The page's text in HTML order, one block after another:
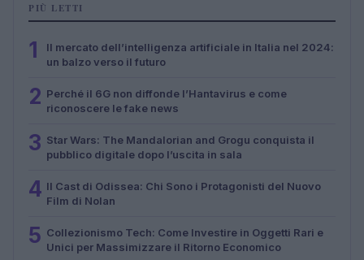
PIÙ LETTI
1
Il mercato dell’intelligenza artificiale in Italia nel 2024:
un balzo verso il futuro
2 Perché il 6G non diffonde l’Hantavirus e come
riconoscere le fake news
3 Star Wars: The Mandalorian and Grogu conquista il
pubblico digitale dopo l’uscita in sala
4 Il Cast di Odissea: Chi Sono i Protagonisti del Nuovo
Film di Nolan
5 Collezionismo Tech: Come Investire in Oggetti Rari e
Unici per Massimizzare il Ritorno Economico